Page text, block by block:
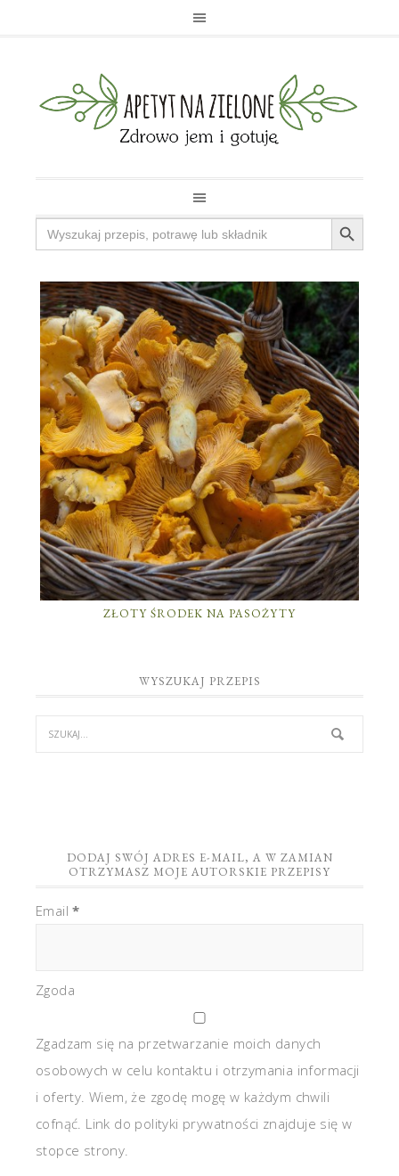
Search
for:
Search Button
ZŁOTY ŚRODEK NA PASOŻYTY
WYSZUKAJ PRZEPIS
DODAJ SWÓJ ADRES E-MAIL, A W ZAMIAN
OTRZYMASZ MOJE AUTORSKIE PRZEPISY
Email*
Zgoda
Zgadzam się na przetwarzanie moich danych
osobowych w celu kontaktu i otrzymania informacji
i oferty. Wiem, że zgodę mogę w każdym chwili
cofnąć. Link do polityki prywatności znajduje się w
stopce strony.